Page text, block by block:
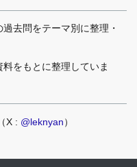
去問をテーマ別に整理・
をもとに整理していま
X : @leknyan）